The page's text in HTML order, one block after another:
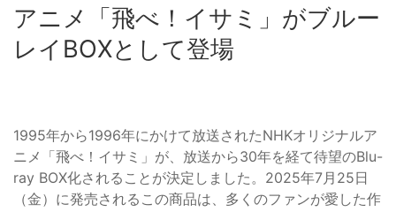
アニメ「飛べ！イサミ」がブルー
レイBOXとして登場
1995年から1996年にかけて放送されたNHKオリジナルア
ニメ「飛べ！イサミ」が、放送から30年を経て待望のBlu-
ray BOX化されることが決定しました。2025年7月25日
（金）に発売されるこの商品は、多くのファンが愛した作